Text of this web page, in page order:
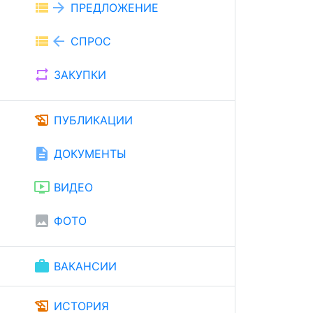
view_list arrow_forward ПРЕДЛОЖЕНИЕ
view_list arrow_back СПРОС
repeat ЗАКУПКИ
history_edu ПУБЛИКАЦИИ
description ДОКУМЕНТЫ
ondemand_video ВИДЕО
image ФОТО
work ВАКАНСИИ
history_edu ИСТОРИЯ